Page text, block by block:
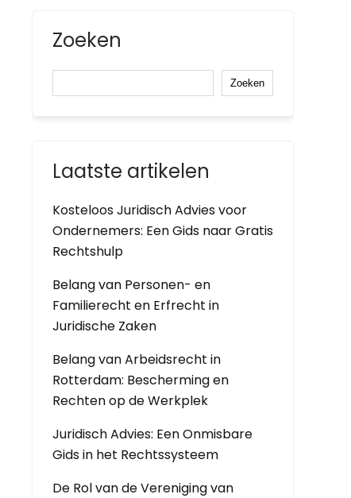
Zoeken
Zoeken
Laatste artikelen
Kosteloos Juridisch Advies voor
Ondernemers: Een Gids naar Gratis
Rechtshulp
Belang van Personen- en
Familierecht en Erfrecht in
Juridische Zaken
Belang van Arbeidsrecht in
Rotterdam: Bescherming en
Rechten op de Werkplek
Juridisch Advies: Een Onmisbare
Gids in het Rechtssysteem
De Rol van de Vereniging van